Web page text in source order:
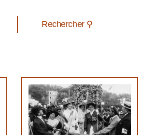
Rechercher ⚲